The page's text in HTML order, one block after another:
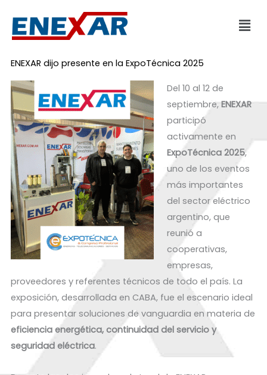
contenido
ENEXAR dijo presente en la ExpoTécnica 2025
Del 10 al 12 de
septiembre,ENEXAR
participó
activamente en
ExpoTécnica 2025,
uno de los eventos
más importantes
del sector eléctrico
argentino, que
reunió a
cooperativas,
empresas,
proveedores y referentes técnicos de todo el país. La
exposición, desarrollada en CABA, fue el escenario ideal
para presentar soluciones de vanguardia en materia de
eficiencia energética, continuidad del servicio y
seguridad eléctrica.